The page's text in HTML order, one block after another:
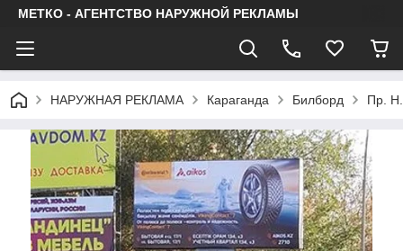
МЕТКО - АГЕНТСТВО НАРУЖНОЙ РЕКЛАМЫ
НАРУЖНАЯ РЕКЛАМА Караганда Билборд Пр. Н.